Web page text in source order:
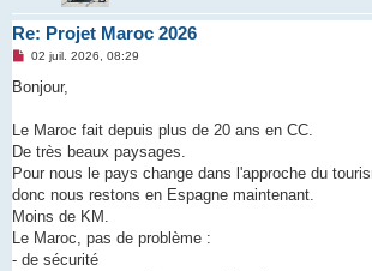
Re: Projet Maroc 2026
M
s
g
n
o
l
u
02 juil. 2026, 08:29
Bonjour,
Le Maroc fait depuis plus de 20 ans en CC.
De très beaux paysages.
Pour nous le pays change dans l'approche du
donc nous restons en Espagne maintenant.
Moins de KM.
Le Maroc, pas de problème :
- de sécurité